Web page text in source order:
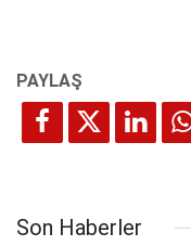
Son Haberler